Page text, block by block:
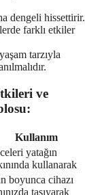
dengeli hissettirir.
farklı etkiler
tarzıyla
ve
Kullanım
yatağın
kullanarak
boyunca cihazı
taşıyarak